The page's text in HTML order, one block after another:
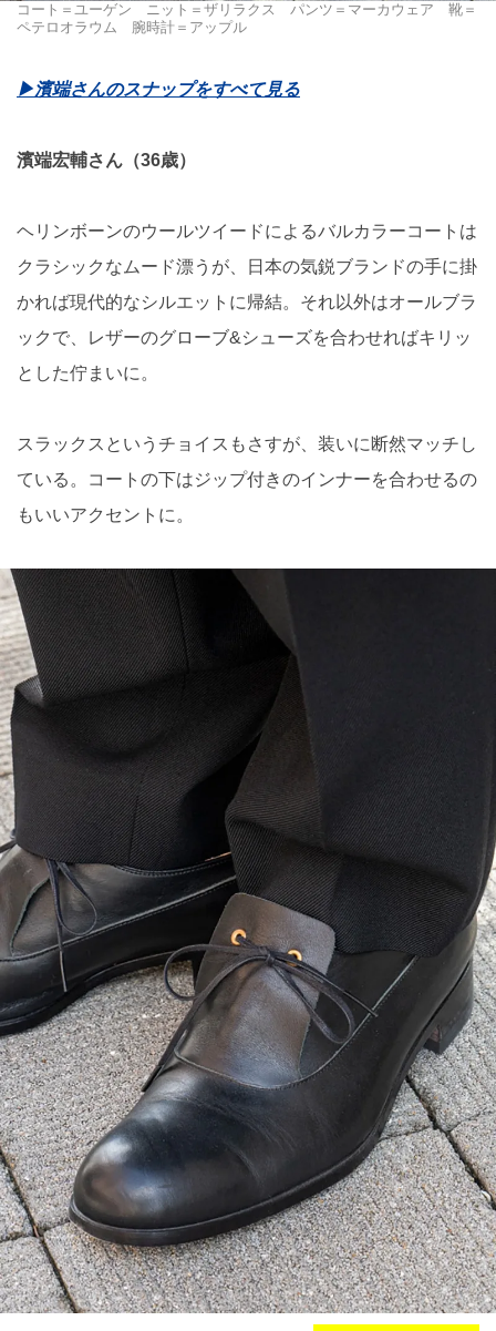
コート＝ユーゲン ニット＝ザリラクス パンツ＝マーカウェア 靴＝
ペテロオラウム 腕時計＝アップル
▶︎濱端さんのスナップをすべて見る
濱端宏輔さん（36歳）
ヘリンボーンのウールツイードによるバルカラーコートは
クラシックなムード漂うが、日本の気鋭ブランドの手に掛
かれば現代的なシルエットに帰結。それ以外はオールブラ
ックで、レザーのグローブ&シューズを合わせればキリッ
とした佇まいに。
スラックスというチョイスもさすが、装いに断然マッチし
ている。コートの下はジップ付きのインナーを合わせるの
もいいアクセントに。